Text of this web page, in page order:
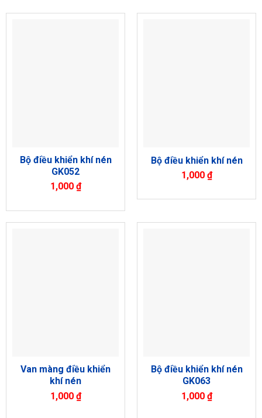
Bộ điều khiển khí nén
GK052
1,000 ₫
Bộ điều khiển khí nén
1,000 ₫
Van màng điều khiển
khí nén
1,000 ₫
Bộ điều khiển khí nén
GK063
1,000 ₫